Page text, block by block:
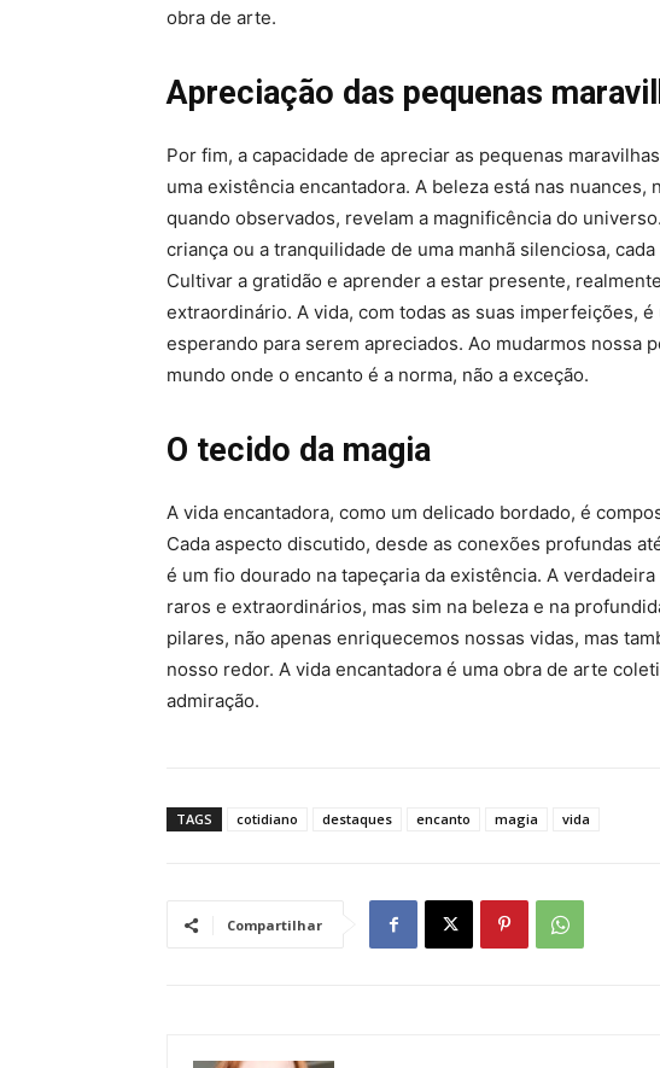
obra de arte.
Apreciação das pequenas
Por fim, a capacidade de apreciar as pequenas
uma existência encantadora. A beleza está nas
quando observados, revelam a magnificência do
criança ou a tranquilidade de uma manhã silenciosa,
Cultivar a gratidão e aprender a estar presente,
extraordinário. A vida, com todas as suas imperfeições,
esperando para serem apreciados. Ao mudarmos nossa
mundo onde o encanto é a norma, não a exceção.
O tecido da magia
A vida encantadora, como um delicado bordado, é
Cada aspecto discutido, desde as conexões profundas
é um fio dourado na tapeçaria da existência. A
raros e extraordinários, mas sim na beleza e na
pilares, não apenas enriquecemos nossas vidas, mas
nosso redor. A vida encantadora é uma obra de arte
admiração.
TAGS cotidiano destaques encanto magia vida
Compartilhar